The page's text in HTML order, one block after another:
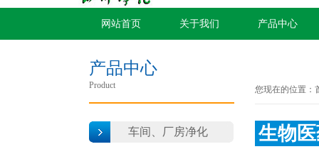
网站首页 关于我们 产品中心
产品中心
Product
车间、厂房净化
您现在的位置：
生物